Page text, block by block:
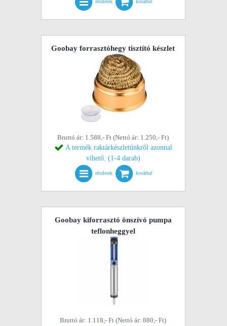
részletek kosárba!
Goobay forrasztóhegy tisztító készlet
Bruttó ár: 1.588,- Ft (Nettó ár: 1.250,- Ft)
A termék raktárkészletünkről azonnal
vihető. (1-4 darab)
részletek kosárba!
Goobay kiforrasztó önszívó pumpa
teflonheggyel
Bruttó ár: 1.118,- Ft (Nettó ár: 880,- Ft)